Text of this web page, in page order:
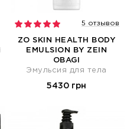
5 отзывов
ZO SKIN HEALTH BODY
EMULSION BY ZEIN
OBAGI
Эмульсия для тела
5430 грн